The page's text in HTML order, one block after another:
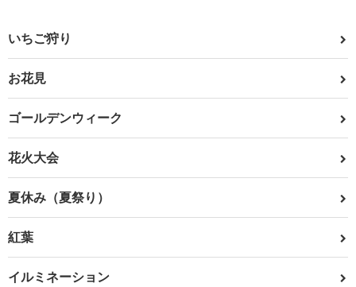
いちご狩り
お花見
ゴールデンウィーク
花火大会
夏休み（夏祭り）
紅葉
イルミネーション